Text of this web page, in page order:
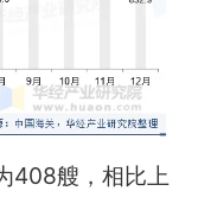
408艘，相比上